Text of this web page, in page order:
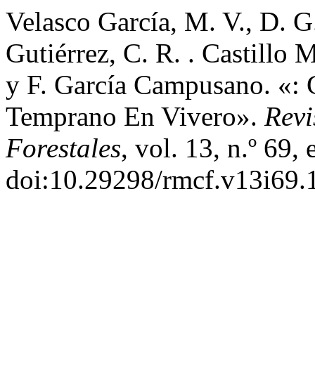
Velasco García, M. V., D.
Gutiérrez, C. R. . Castillo
y F. García Campusano.
Temprano En Vivero».
Forestales, vol. 13, n.º 69,
doi:10.29298/